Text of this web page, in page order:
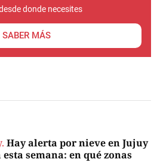
donde necesites
SABER MÁS
Hay alerta por nieve en Jujuy
semana: en qué zonas